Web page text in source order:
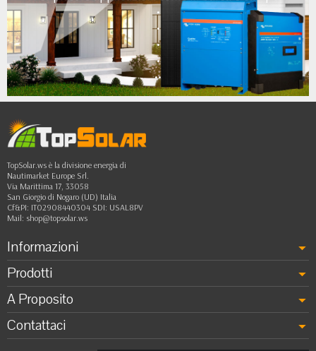
•
•
•
•
••
TopSolar.ws è la divisione energia di
Nautimarket Europe Srl.
Via Marittima 17, 33058
San Giorgio di Nogaro (UD) Italia
Cf&PI: IT02908440304 SDI: USAL8PV
Mail: shop@topsolar.ws
Informazioni
Prodotti
A Proposito
Contattaci